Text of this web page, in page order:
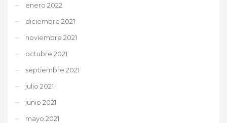
enero 2022
diciembre 2021
noviembre 2021
octubre 2021
septiembre 2021
julio 2021
junio 2021
mayo 2021